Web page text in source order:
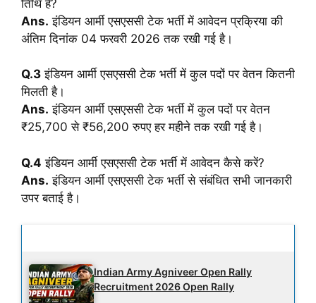
तिथि है?
Ans. इंडियन आर्मी एसएससी टेक भर्ती में आवेदन प्रक्रिया की
अंतिम दिनांक 04 फरवरी 2026 तक रखी गई है।
Q.3 इंडियन आर्मी एसएससी टेक भर्ती में कुल पदों पर वेतन कितनी
मिलती है।
Ans. इंडियन आर्मी एसएससी टेक भर्ती में कुल पदों पर वेतन
₹25,700 से ₹56,200 रुपए हर महीने तक रखी गई है।
Q.4 इंडियन आर्मी एसएससी टेक भर्ती में आवेदन कैसे करें?
Ans. इंडियन आर्मी एसएससी टेक भर्ती से संबंधित सभी जानकारी
उपर बताई है।
Indian Army Agniveer Open Rally
Recruitment 2026 Open Rally